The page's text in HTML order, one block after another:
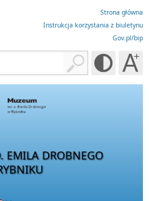
Strona główna
Instrukcja korzystania z biuletynu
Gov.pl/bip
EMILA DROBNEGO